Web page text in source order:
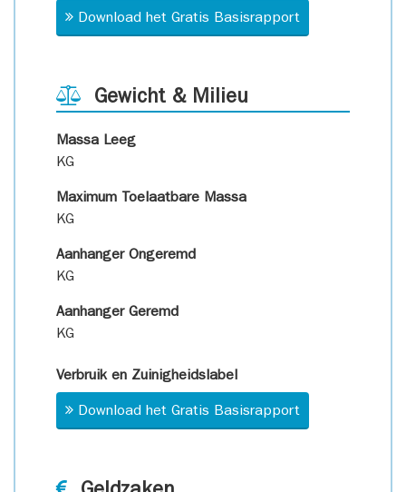
Download het Gratis Basisrapport
Gewicht & Milieu
Massa Leeg
KG
Maximum Toelaatbare Massa
KG
Aanhanger Ongeremd
KG
Aanhanger Geremd
KG
Verbruik en Zuinigheidslabel
Download het Gratis Basisrapport